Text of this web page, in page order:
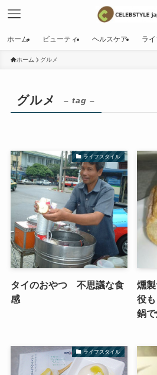
ホーム ビューティ ヘルスケア ラ
ホーム グルメ
グルメ – tag –
ライフスタイル
タイのおやつ 不思議な食
感
燻
役
鍋
ライフスタイル